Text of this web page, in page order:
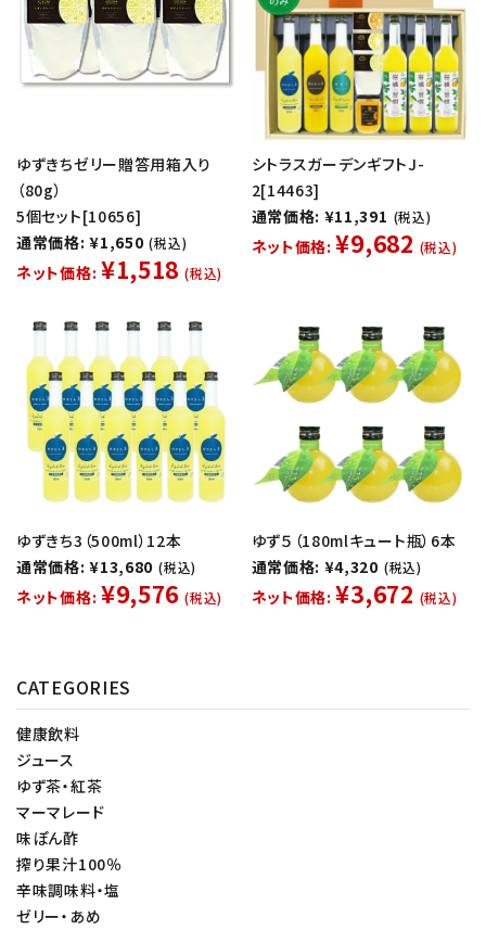
ゆずきちゼリー贈答用箱入り
（80g）
5個セット[10656]
通常価格: ¥1,650 (税込)
ネット価格: ¥1,518 (税込)
シトラスガーデンギフトJ-
2[14463]
通常価格: ¥11,391 (税込)
ネット価格: ¥9,682 (税込)
ゆずきち3（500ml）12本
通常価格: ¥13,680 (税込)
ネット価格: ¥9,576 (税込)
ゆず５（180mlキュート瓶）6本
通常価格: ¥4,320 (税込)
ネット価格: ¥3,672 (税込)
CATEGORIES
健康飲料
ジュース
ゆず茶・紅茶
マーマレード
味ぽん酢
搾り果汁100％
辛味調味料・塩
ゼリー・あめ